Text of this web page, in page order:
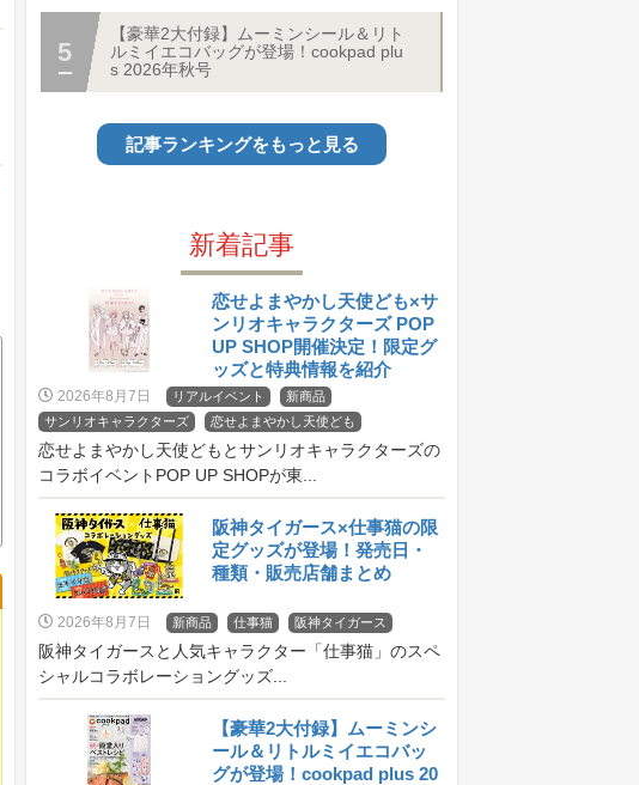
【豪華2大付録】ムーミンシール＆リト
ルミイエコバッグが登場！cookpad plu
s 2026年秋号
記事ランキングをもっと見る
新着記事
恋せよまやかし天使ども×サ
ンリオキャラクターズ POP
UP SHOP開催決定！限定グ
ッズと特典情報を紹介
2026年8月7日 リアルイベント
新商品
サンリオキャラクターズ
恋せよまやかし天使ども
恋せよまやかし天使どもとサンリオキャラクターズの
コラボイベントPOP UP SHOPが東...
阪神タイガース×仕事猫の限
定グッズが登場！発売日・
種類・販売店舗まとめ
2026年8月7日 新商品 仕事猫 阪神タイガース
阪神タイガースと人気キャラクター「仕事猫」のスペ
シャルコラボレーショングッズ...
【豪華2大付録】ムーミンシ
ール＆リトルミイエコバッ
グが登場！cookpad plus 20